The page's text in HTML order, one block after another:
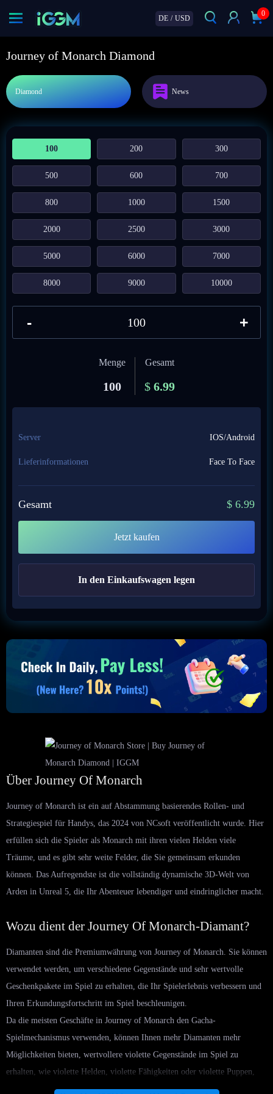
DE / USD
0
Journey of Monarch Diamond
Diamond News
100 200 300
500 600 700
800 1000 1500
2000 2500 3000
5000 6000 7000
8000 9000 10000
- +
Menge
100
Gesamt
$ 6.99
Server IOS/Android
Lieferinformationen Face To Face
Gesamt $ 6.99
Jetzt kaufen
In den Einkaufswagen legen
Über Journey Of Monarch
Journey of Monarch ist ein auf Abstammung basierendes Rollen- und
Strategiespiel für Handys, das 2024 von NCsoft veröffentlicht wurde. Hier
erfüllen sich die Spieler als Monarch mit ihren vielen Helden viele
Träume, und es gibt sehr weite Felder, die Sie gemeinsam erkunden
können. Das Aufregendste ist die vollständig dynamische 3D-Welt von
Arden in Unreal 5, die Ihr Abenteuer lebendiger und eindringlicher macht.
Wozu dient der Journey Of Monarch-Diamant?
Diamanten sind die Premiumwährung von Journey of Monarch. Sie können
verwendet werden, um verschiedene Gegenstände und sehr wertvolle
Geschenkpakete im Spiel zu erhalten, die Ihr Spielerlebnis verbessern und
Ihren Erkundungsfortschritt im Spiel beschleunigen.
Da die meisten Geschäfte in Journey of Monarch den Gacha-
Spielmechanismus verwenden, können Ihnen mehr Diamanten mehr
Möglichkeiten bieten, wertvollere violette Gegenstände im Spiel zu
erhalten, wie violette Helden, violette Fähigkeiten oder violette Puppen,
die normalerweise bessere Eigenschaften und Fähigkeiten haben, sodass Sie